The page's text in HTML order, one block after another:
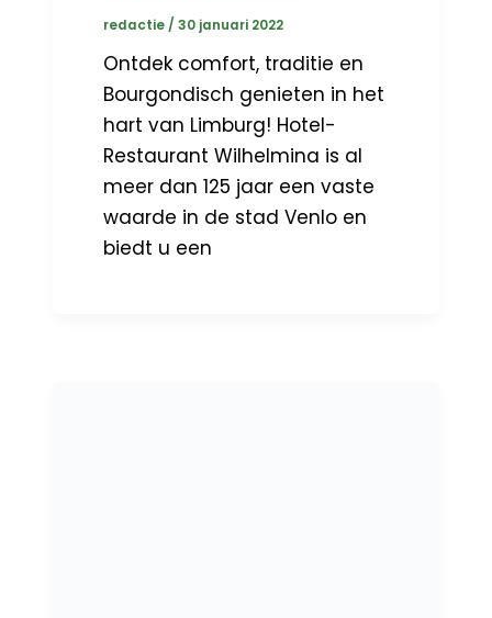
redactie /30 januari 2022
Ontdek comfort, traditie en
Bourgondisch genieten in het
hart van Limburg! Hotel-
Restaurant Wilhelmina is al
meer dan 125 jaar een vaste
waarde in de stad Venlo en
biedt u een